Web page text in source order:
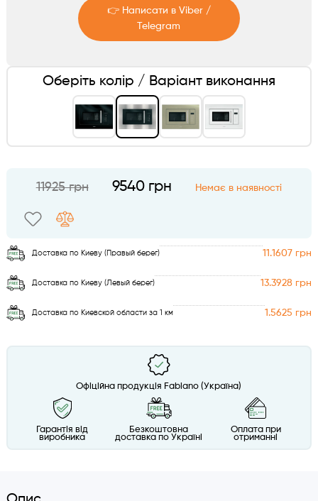
👉 Написати в Viber /
Telegram
Viber
11925 грн 9540 грн Немає в наявності
Оберіть колір / Варіант виконання
Доставка по Киеву (Правый берег) 11.1607 грн
Доставка по Киеву (Левый берег) 13.3928 грн
Доставка по Киевской области за 1 км 1.5625 грн
Офіційна продукція Fabiano (Україна)
Гарантія від
виробника
Безкоштовна
доставка по Україні
Оплата при
отриманні